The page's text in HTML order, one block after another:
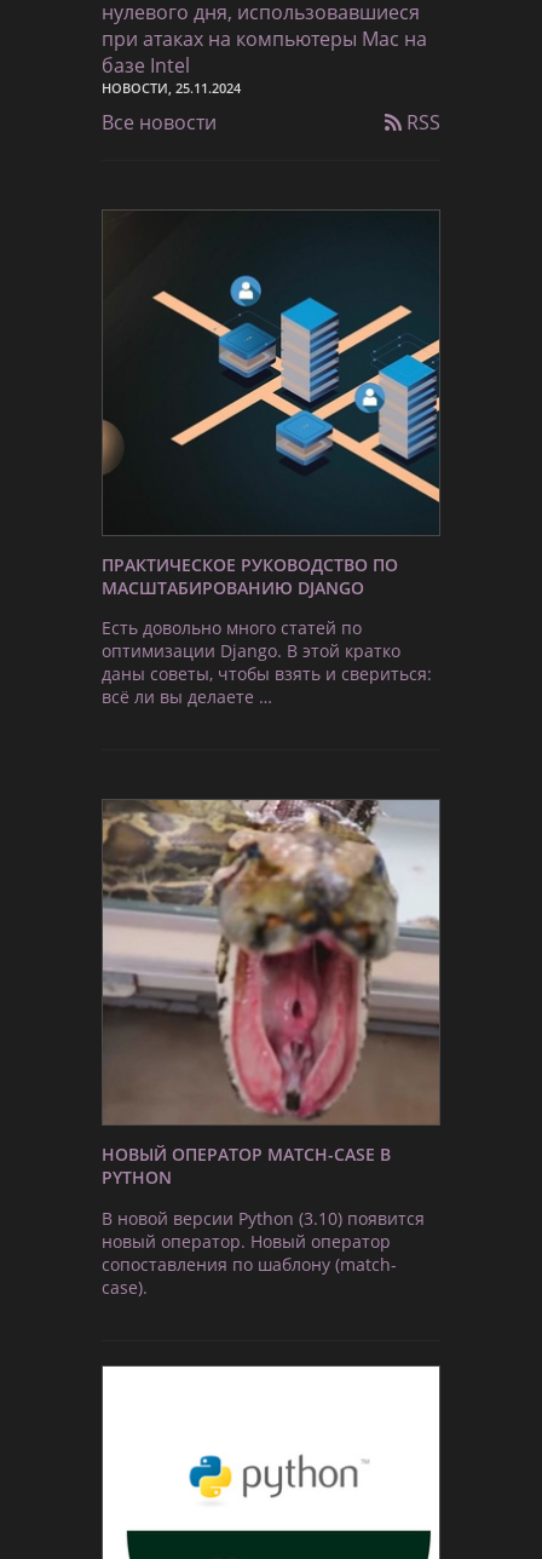
нулевого дня, использовавшиеся
при атаках на компьютеры Mac на
базе Intel
НОВОСТИ, 25.11.2024
Все новости RSS
ПРАКТИЧЕСКОЕ РУКОВОДСТВО ПО
МАСШТАБИРОВАНИЮ DJANGO
Есть довольно много статей по
оптимизации Django. В этой кратко
даны советы, чтобы взять и свериться:
всё ли вы делаете …
НОВЫЙ ОПЕРАТОР MATCH-CASE В
PYTHON
В новой версии Python (3.10) появится
новый оператор. Новый оператор
сопоставления по шаблону (match-
case).